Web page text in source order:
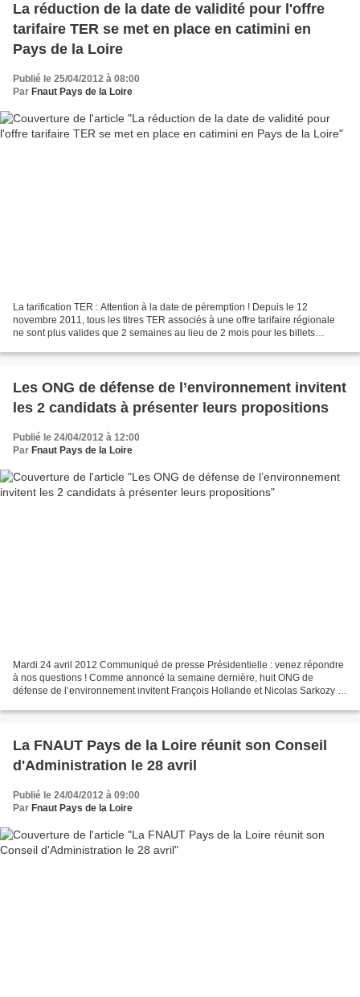
La réduction de la date de validité pour l'offre
tarifaire TER se met en place en catimini en
Pays de la Loire
Publié le 25/04/2012 à 08:00
Par Fnaut Pays de la Loire
La tarification TER : Attention à la date de péremption ! Depuis le 12
novembre 2011, tous les titres TER associés à une offre tarifaire régionale
ne sont plus valides que 2 semaines au lieu de 2 mois pour les billets
Les ONG de défense de l’environnement invitent
les 2 candidats à présenter leurs propositions
Publié le 24/04/2012 à 12:00
Par Fnaut Pays de la Loire
Mardi 24 avril 2012 Communiqué de presse Présidentielle : venez répondre
à nos questions ! Comme annoncé la semaine dernière, huit ONG de
défense de l’environnement invitent François Hollande et Nicolas Sarkozy à
La FNAUT Pays de la Loire réunit son Conseil
d'Administration le 28 avril
Publié le 24/04/2012 à 09:00
Par Fnaut Pays de la Loire